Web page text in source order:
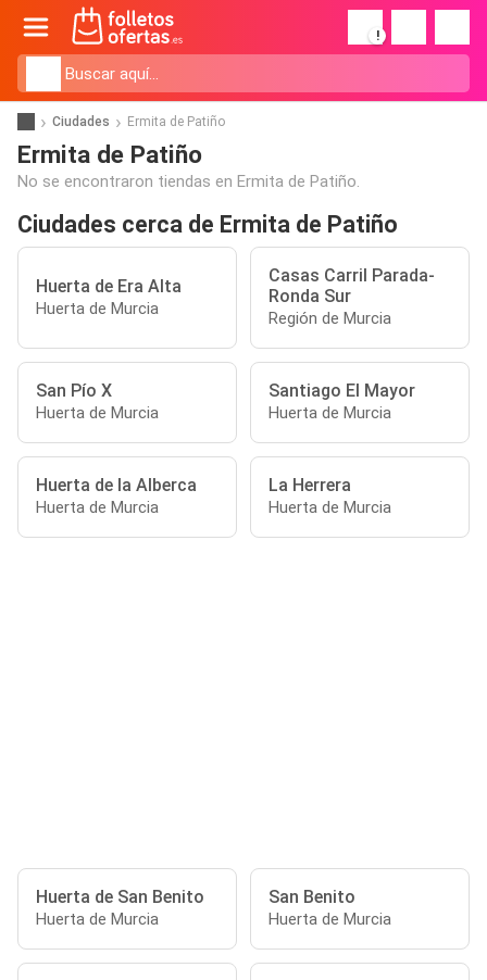
!
Ciudades Ermita de Patiño
Ermita de Patiño
No se encontraron tiendas en Ermita de Patiño.
Ciudades cerca de Ermita de Patiño
Huerta de Era Alta
Huerta de Murcia
Casas Carril Parada-
Ronda Sur
Región de Murcia
San Pío X
Huerta de Murcia
Santiago El Mayor
Huerta de Murcia
Huerta de la Alberca
Huerta de Murcia
La Herrera
Huerta de Murcia
Huerta de San Benito
Huerta de Murcia
San Benito
Huerta de Murcia